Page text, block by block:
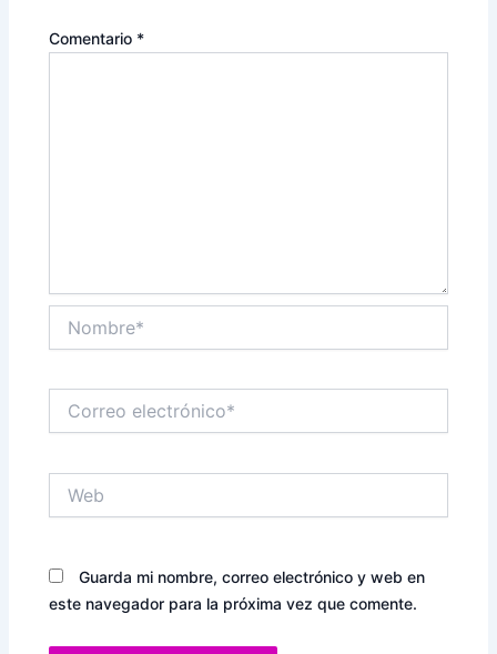
Comentario *
electrónico*
Guarda mi nombre, correo electrónico y web en
este navegador para la próxima vez que comente.